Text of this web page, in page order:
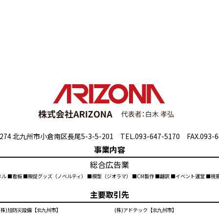
北九州市小倉南区長尾5-3-5-201 TEL.093-647-5170 FAX.093-
事業内容
総合広告業
■看板 ■販促グッズ（ノベルティ） ■模型（ジオラマ） ■CM製作 ■翻訳 ■イベント運営 ■視察
主要取引先
)旭防災設備【北九州市】
(株)アドテック【北九州市】